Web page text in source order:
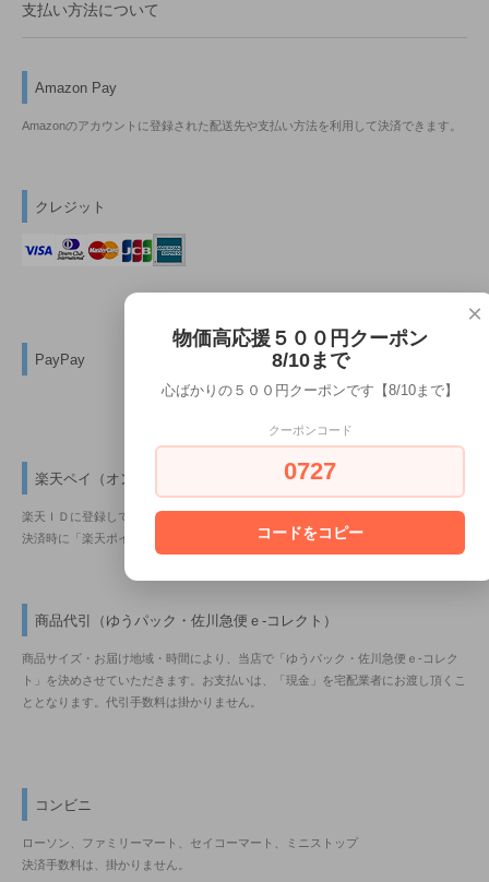
支払い方法について
Amazon Pay
Amazonのアカウントに登録された配送先や支払い方法を利用して決済できます。
クレジット
PayPay
楽天ペイ（オンライン決済）
楽天ＩＤに登録しているクレジットカード情報を利用して、簡単に決済できます。
決済時に「楽天ポイントの獲得及び利用」が出来ます。
商品代引（ゆうパック・佐川急便ｅ-コレクト）
商品サイズ・お届け地域・時間により、当店で「ゆうパック・佐川急便ｅ-コレク
ト」を決めさせていただきます。お支払いは、「現金」を宅配業者にお渡し頂くこ
ととなります。代引手数料は掛かりません。
コンビニ
ローソン、ファミリーマート、セイコーマート、ミニストップ
決済手数料は、掛かりません。
×
物価高応援５００円クーポン
8/10まで
心ばかりの５００円クーポンです【8/10まで】
クーポンコード
0727
コードをコピー